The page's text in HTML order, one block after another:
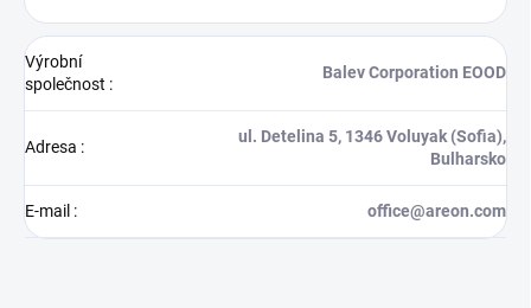
Výrobní
společnost :
Balev Corporation EOOD
Adresa :
ul. Detelina 5, 1346 Voluyak (Sofia),
Bulharsko
E-mail : office@areon.com